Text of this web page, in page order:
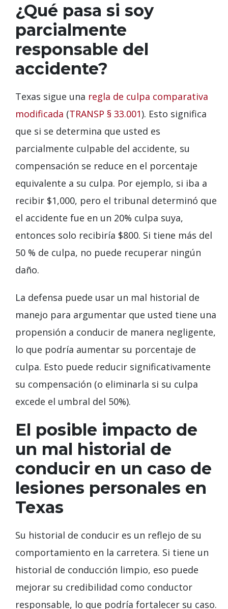
¿Qué pasa si soy
parcialmente
responsable del
accidente?
Texas sigue una regla de culpa comparativa
modificada (TRANSP § 33.001). Esto significa
que si se determina que usted es
parcialmente culpable del accidente, su
compensación se reduce en el porcentaje
equivalente a su culpa. Por ejemplo, si iba a
recibir $1,000, pero el tribunal determinó que
el accidente fue en un 20% culpa suya,
entonces solo recibiría $800. Si tiene más del
50 % de culpa, no puede recuperar ningún
daño.
La defensa puede usar un mal historial de
manejo para argumentar que usted tiene una
propensión a conducir de manera negligente,
lo que podría aumentar su porcentaje de
culpa. Esto puede reducir significativamente
su compensación (o eliminarla si su culpa
excede el umbral del 50%).
El posible impacto de
un mal historial de
conducir en un caso de
lesiones personales en
Texas
Su historial de conducir es un reflejo de su
comportamiento en la carretera. Si tiene un
historial de conducción limpio, eso puede
mejorar su credibilidad como conductor
responsable, lo que podría fortalecer su caso.